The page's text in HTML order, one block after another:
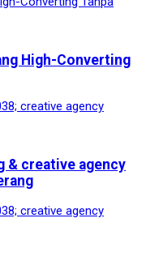
High-Converting
& creative agency